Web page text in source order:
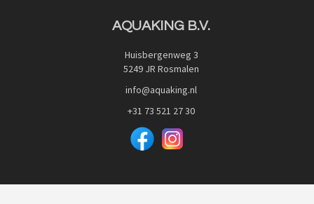
AQUAKING B.V.
Huisbergenweg 3
5249 JR Rosmalen
info@aquaking.nl
+31 73 521 27 30